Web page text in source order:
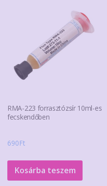
RMA-223 forrasztózsír 10ml-es
fecskendőben
690Ft
Kosárba teszem